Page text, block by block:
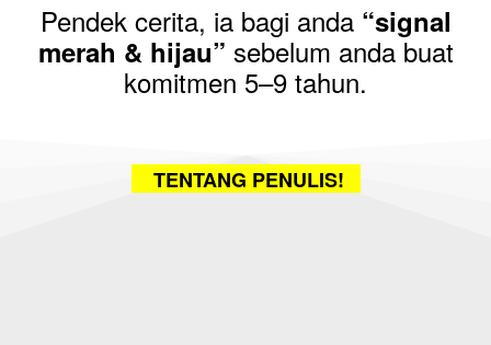
Pendek cerita, ia bagi anda “signal
merah & hijau” sebelum anda buat
komitmen 5–9 tahun.
TENTANG PENULIS!